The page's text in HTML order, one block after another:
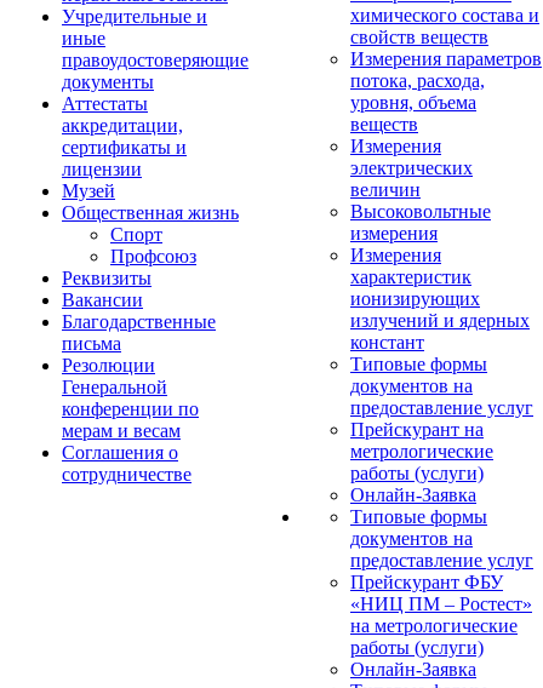
Учредительные и
иные
правоудостоверяющие
документы
Аттестаты
аккредитации,
сертификаты и
лицензии
Музей
Общественная жизнь
Спорт
Профсоюз
Реквизиты
Вакансии
Благодарственные
письма
Резолюции
Генеральной
конференции по
мерам и весам
Соглашения о
сотрудничестве
химического состава и
свойств веществ
Измерения параметров
потока, расхода,
уровня, объема
веществ
Измерения
электрических
величин
Высоковольтные
измерения
Измерения
характеристик
ионизирующих
излучений и ядерных
констант
Типовые формы
документов на
предоставление услуг
Прейскурант на
метрологические
работы (услуги)
Онлайн-Заявка
Типовые формы
документов на
предоставление услуг
Прейскурант ФБУ
«НИЦ ПМ – Ростест»
на метрологические
работы (услуги)
Онлайн-Заявка